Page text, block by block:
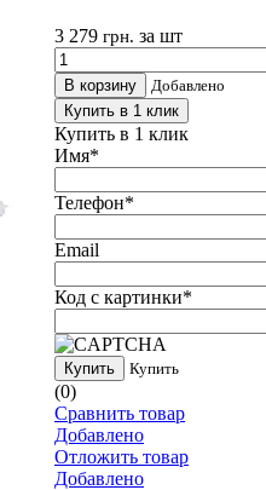
3 279 грн. за шт
В корзину
Добавлено
Купить в 1 клик
Купить в 1 клик
Имя*
Телефон*
Email
Код с картинки*
Купить Купить
(0)
Сравнить товар
Добавлено
Отложить товар
Добавлено